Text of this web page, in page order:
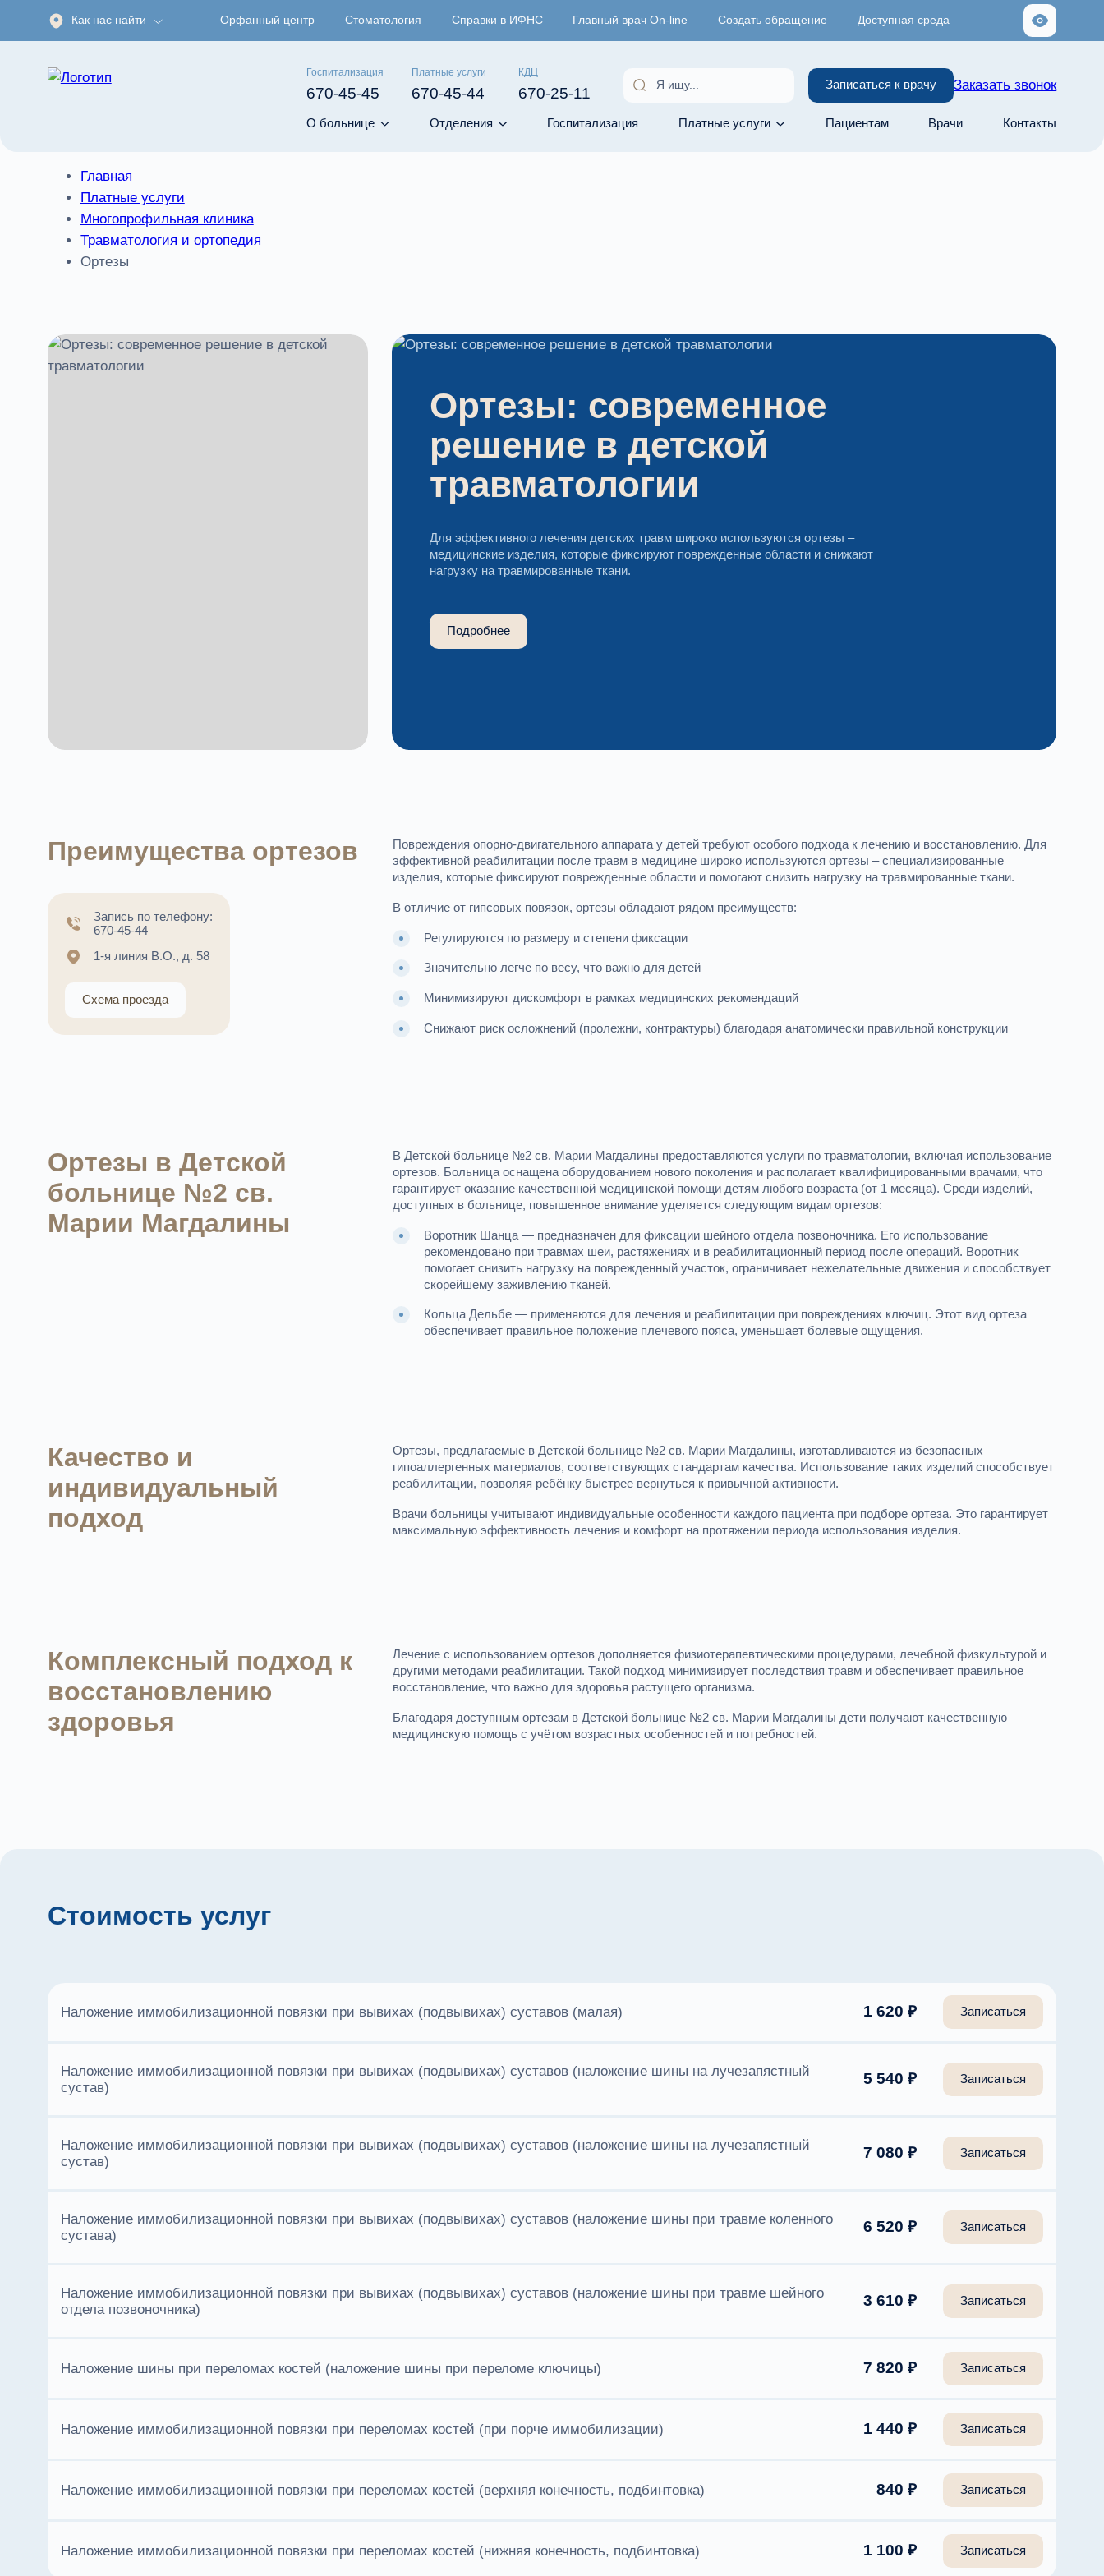
Как нас найти Орфанный центр Стоматология Справки в ИФНС Главный врач On-line Создать обращение Доступная среда
Госпитализация
670-45-45
Платные услуги
670-45-44
КДЦ
670-25-11
Записаться к врачу Заказать звонок
О больнице Отделения Госпитализация Платные услуги Пациентам Врачи Контакты
Главная
Платные услуги
Многопрофильная клиника
Травматология и ортопедия
Ортезы
Ортезы: современное
решение в детской
травматологии
Для эффективного лечения детских травм широко используются ортезы –
медицинские изделия, которые фиксируют поврежденные области и снижают
нагрузку на травмированные ткани.
Подробнее
Преимущества ортезов
Запись по телефону:
670-45-44
1-я линия В.О., д. 58
Схема проезда
Повреждения опорно-двигательного аппарата у детей требуют особого подхода к лечению и восстановлению. Для
эффективной реабилитации после травм в медицине широко используются ортезы – специализированные
изделия, которые фиксируют поврежденные области и помогают снизить нагрузку на травмированные ткани.
В отличие от гипсовых повязок, ортезы обладают рядом преимуществ:
Регулируются по размеру и степени фиксации
Значительно легче по весу, что важно для детей
Минимизируют дискомфорт в рамках медицинских рекомендаций
Снижают риск осложнений (пролежни, контрактуры) благодаря анатомически правильной конструкции
Ортезы в Детской
больнице №2 св.
Марии Магдалины
В Детской больнице №2 св. Марии Магдалины предоставляются услуги по травматологии, включая использование
ортезов. Больница оснащена оборудованием нового поколения и располагает квалифицированными врачами, что
гарантирует оказание качественной медицинской помощи детям любого возраста (от 1 месяца). Среди изделий,
доступных в больнице, повышенное внимание уделяется следующим видам ортезов:
Воротник Шанца — предназначен для фиксации шейного отдела позвоночника. Его использование
рекомендовано при травмах шеи, растяжениях и в реабилитационный период после операций. Воротник
помогает снизить нагрузку на поврежденный участок, ограничивает нежелательные движения и способствует
скорейшему заживлению тканей.
Кольца Дельбе — применяются для лечения и реабилитации при повреждениях ключиц. Этот вид ортеза
обеспечивает правильное положение плечевого пояса, уменьшает болевые ощущения.
Качество и
индивидуальный
подход
Ортезы, предлагаемые в Детской больнице №2 св. Марии Магдалины, изготавливаются из безопасных
гипоаллергенных материалов, соответствующих стандартам качества. Использование таких изделий способствует
реабилитации, позволяя ребёнку быстрее вернуться к привычной активности.
Врачи больницы учитывают индивидуальные особенности каждого пациента при подборе ортеза. Это гарантирует
максимальную эффективность лечения и комфорт на протяжении периода использования изделия.
Комплексный подход к
восстановлению
здоровья
Лечение с использованием ортезов дополняется физиотерапевтическими процедурами, лечебной физкультурой и
другими методами реабилитации. Такой подход минимизирует последствия травм и обеспечивает правильное
восстановление, что важно для здоровья растущего организма.
Благодаря доступным ортезам в Детской больнице №2 св. Марии Магдалины дети получают качественную
медицинскую помощь с учётом возрастных особенностей и потребностей.
Стоимость услуг
Наложение иммобилизационной повязки при вывихах (подвывихах) суставов (малая) 1 620 ₽ Записаться
Наложение иммобилизационной повязки при вывихах (подвывихах) суставов (наложение шины на лучезапястный
сустав)
5 540 ₽ Записаться
Наложение иммобилизационной повязки при вывихах (подвывихах) суставов (наложение шины на лучезапястный
сустав)
7 080 ₽ Записаться
Наложение иммобилизационной повязки при вывихах (подвывихах) суставов (наложение шины при травме коленного
сустава)
6 520 ₽ Записаться
Наложение иммобилизационной повязки при вывихах (подвывихах) суставов (наложение шины при травме шейного
отдела позвоночника)
3 610 ₽ Записаться
Наложение шины при переломах костей (наложение шины при переломе ключицы) 7 820 ₽ Записаться
Наложение иммобилизационной повязки при переломах костей (при порче иммобилизации) 1 440 ₽ Записаться
Наложение иммобилизационной повязки при переломах костей (верхняя конечность, подбинтовка) 840 ₽ Записаться
Наложение иммобилизационной повязки при переломах костей (нижняя конечность, подбинтовка) 1 100 ₽ Записаться